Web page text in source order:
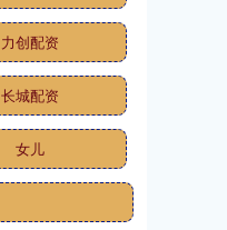
力创配资
长城配资
女儿